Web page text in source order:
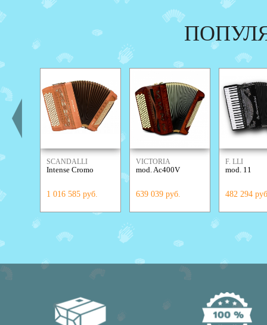
SCANDALLI
Intense Cromo
1 016 585 руб.
VICTORIA
mod. Ac400V
639 039 руб.
F. LLI
mod. 11
482 294